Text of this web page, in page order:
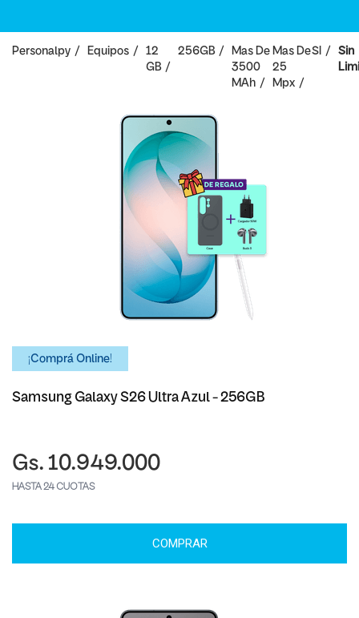
Personalpy Equipos
12
GB
256GB
Mas De
3500
MAh
Mas De
25
Mpx
SI
Sin
¡Comprá Online!
Samsung Galaxy S26 Ultra Azul - 256GB
Gs. 10.949.000
HASTA 24 CUOTAS
COMPRAR